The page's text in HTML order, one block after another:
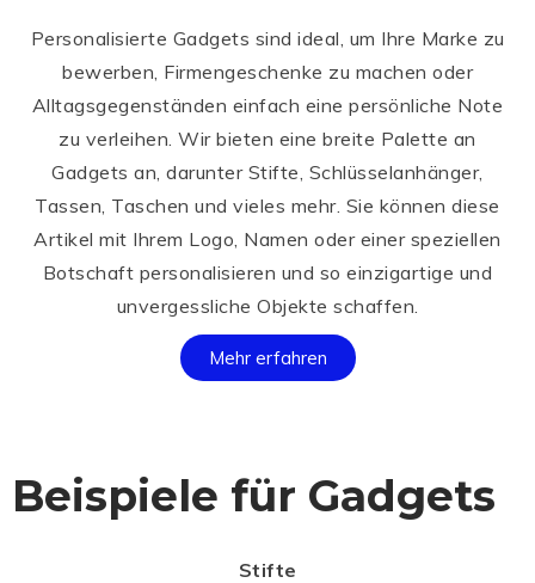
Personalisierte Gadgets sind ideal, um Ihre Marke zu
bewerben, Firmengeschenke zu machen oder
Alltagsgegenständen einfach eine persönliche Note
zu verleihen. Wir bieten eine breite Palette an
Gadgets an, darunter Stifte, Schlüsselanhänger,
Tassen, Taschen und vieles mehr. Sie können diese
Artikel mit Ihrem Logo, Namen oder einer speziellen
Botschaft personalisieren und so einzigartige und
unvergessliche Objekte schaffen.
Mehr erfahren
Beispiele für Gadgets
Stifte